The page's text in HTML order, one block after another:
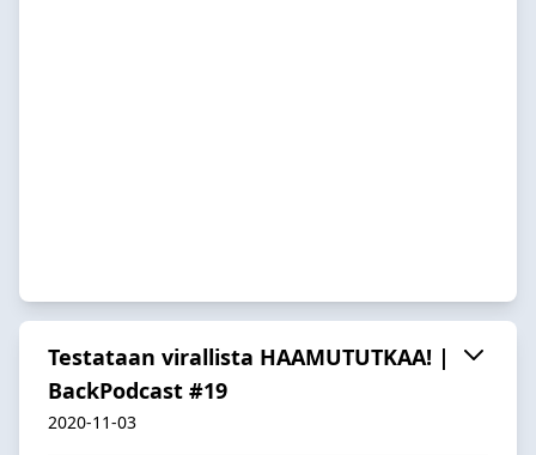
Testataan virallista HAAMUTUTKAA! |
BackPodcast #19
2020-11-03